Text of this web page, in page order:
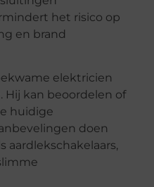
het risico op
en brand
elektricien
Hij kan beoordelen of
huidige
doen
aardlekschakelaars,